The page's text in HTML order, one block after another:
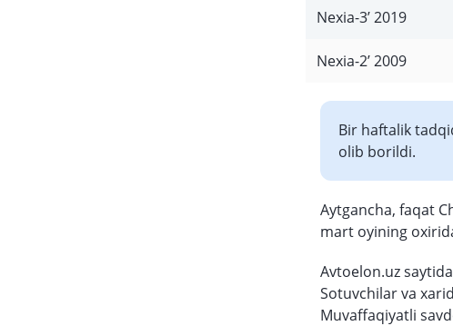
Nexia-3’ 2019
Nexia-2’ 2009
Bir haftalik
olib borildi.
Aytgancha, faqat
mart oyining
Avtoelon.uz
Sotuvchilar va
Muvaffaqiyatli